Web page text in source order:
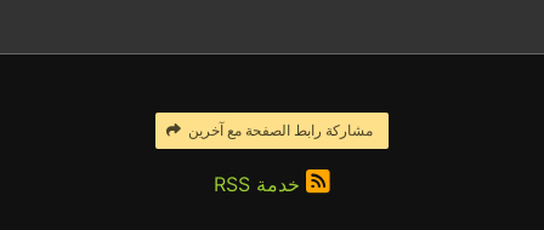
مشاركة رابط الصفحة مع آخرين
خدمة RSS